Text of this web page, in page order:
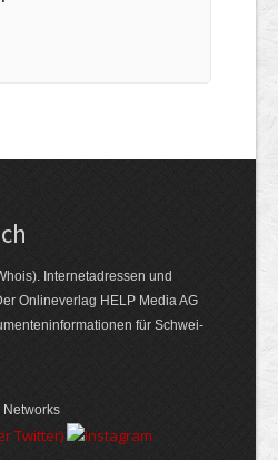
Internet­adressen und
Online­verlag HELP Media AG
für Schwei­
Networks